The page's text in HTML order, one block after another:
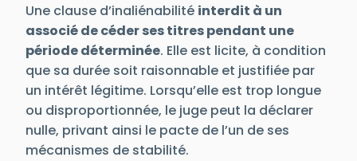
Une clause d’inaliénabilité interdit à un
associé de céder ses titres pendant une
période déterminée. Elle est licite, à condition
que sa durée soit raisonnable et justifiée par
un intérêt légitime. Lorsqu’elle est trop longue
ou disproportionnée, le juge peut la déclarer
nulle, privant ainsi le pacte de l’un de ses
mécanismes de stabilité.